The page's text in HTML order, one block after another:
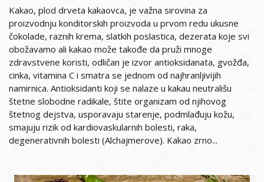
Kakao, plod drveta kakaovca, je važna sirovina za
proizvodnju konditorskih proizvoda u prvom redu ukusne
čokolade, raznih krema, slatkih poslastica, dezerata koje svi
obožavamo ali kakao može takođe da pruži mnoge
zdravstvene koristi, odličan je izvor antioksidanata, gvožđa,
cinka, vitamina C i smatra se jednom od najhranljivijih
namirnica. Antioksidanti koji se nalaze u kakau neutrališu
štetne slobodne radikale, štite organizam od njihovog
štetnog dejstva, usporavaju starenje, podmlađuju kožu,
smajuju rizik od kardiovaskularnih bolesti, raka,
degenerativnih bolesti (Alchajmerove). Kakao zrno...